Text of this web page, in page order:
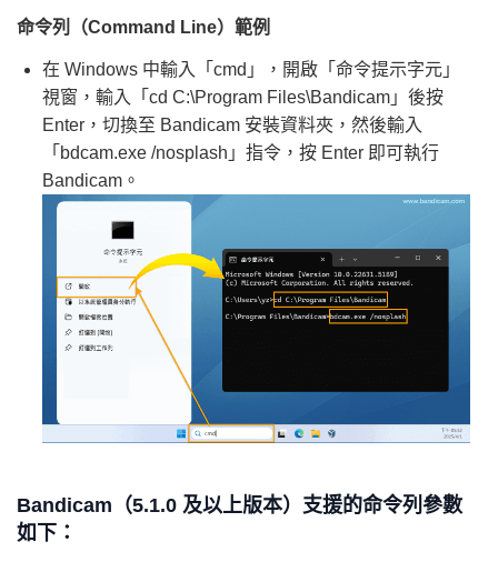
命令列（Command Line）範例
在 Windows 中輸入「cmd」，開啟「命令提示字元」
視窗，輸入「cd C:\Program Files\Bandicam」後按
Enter，切換至 Bandicam 安裝資料夾，然後輸入
「bdcam.exe /nosplash」指令，按 Enter 即可執行
Bandicam。
Bandicam（5.1.0 及以上版本）支援的命令列參數
如下：